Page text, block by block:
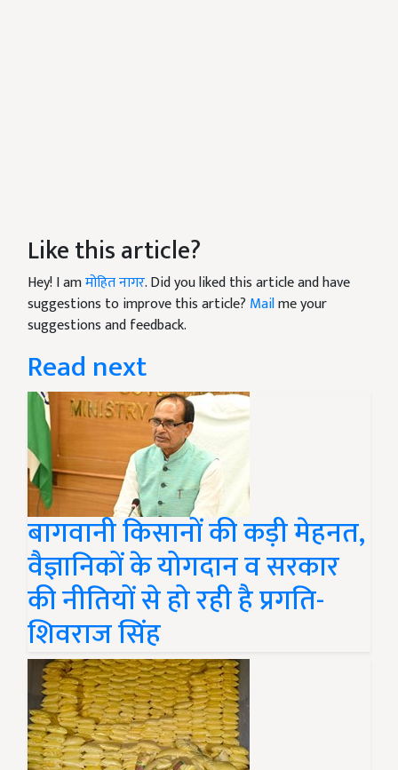
Like this article?
Hey! I amमोहित नागर. Did you liked this article and have
suggestions to improve this article? Mailme your
suggestions and feedback.
Read next
बागवानी किसानों की कड़ी मेहनत,
वैज्ञानिकों के योगदान व सरकार
की नीतियों से हो रही है प्रगति-
शिवराज सिंह